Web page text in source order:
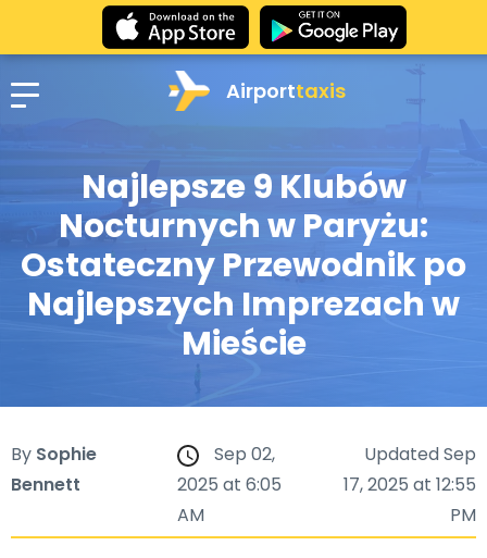
Airporttaxis
Najlepsze 9 Klubów
Nocturnych w Paryżu:
Ostateczny Przewodnik po
Najlepszych Imprezach w
Mieście
By Sophie
Bennett
Sep 02,
2025 at 6:05
AM
Updated Sep
17, 2025 at 12:55
PM